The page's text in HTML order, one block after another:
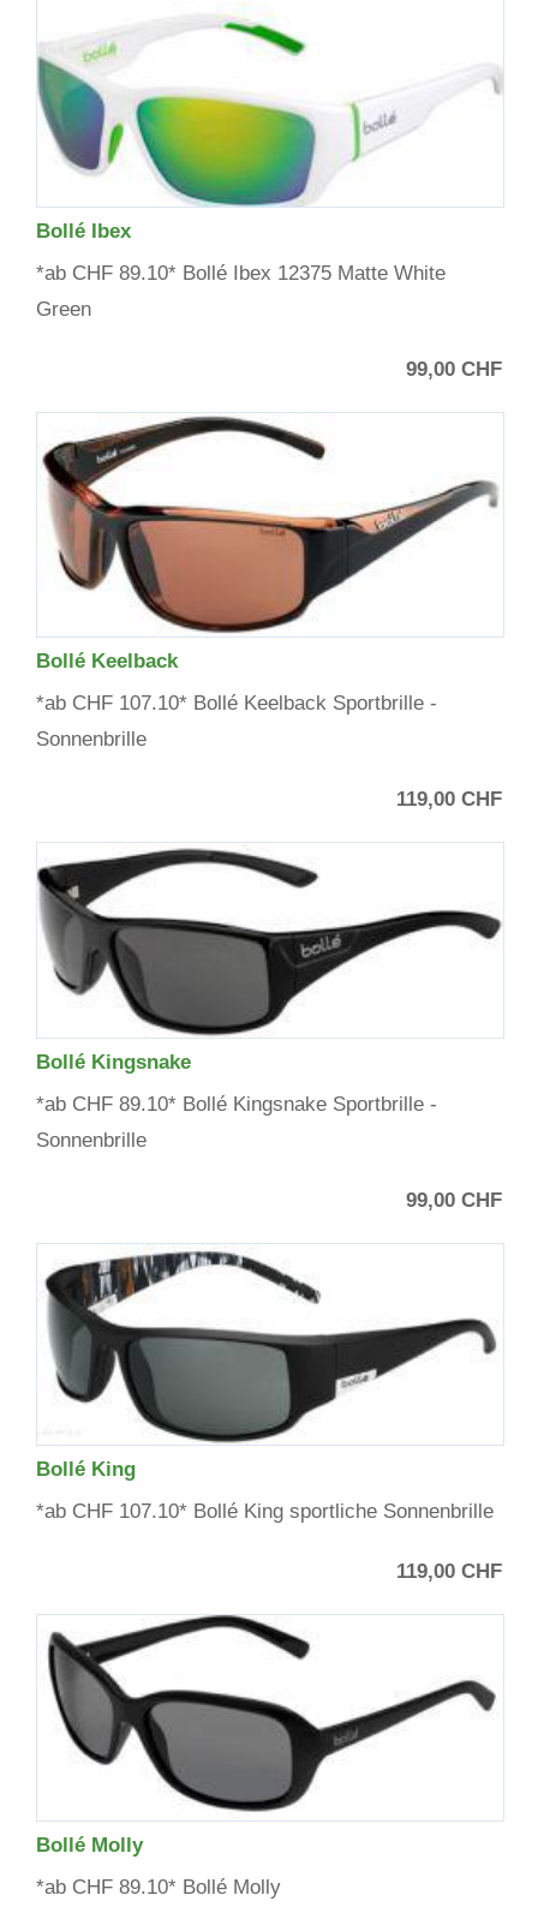
Bollé Ibex
*ab CHF 89.10* Bollé Ibex 12375 Matte White
Green
99,00 CHF
Bollé Keelback
*ab CHF 107.10* Bollé Keelback Sportbrille -
Sonnenbrille
119,00 CHF
Bollé Kingsnake
*ab CHF 89.10* Bollé Kingsnake Sportbrille -
Sonnenbrille
99,00 CHF
Bollé King
*ab CHF 107.10* Bollé King sportliche Sonnenbrille
119,00 CHF
Bollé Molly
*ab CHF 89.10* Bollé Molly